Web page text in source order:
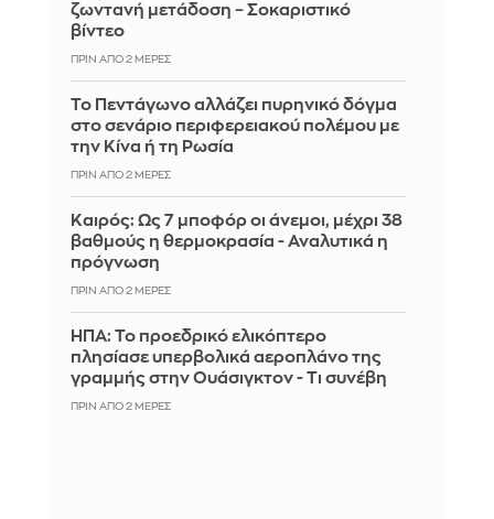
ζωντανή μετάδοση – Σοκαριστικό
βίντεο
ΠΡΙΝ ΑΠΌ 2 ΜΈΡΕΣ
Το Πεντάγωνο αλλάζει πυρηνικό δόγμα
στο σενάριο περιφερειακού πολέμου με
την Κίνα ή τη Ρωσία
ΠΡΙΝ ΑΠΌ 2 ΜΈΡΕΣ
Καιρός: Ως 7 μποφόρ οι άνεμοι, μέχρι 38
βαθμούς η θερμοκρασία - Αναλυτικά η
πρόγνωση
ΠΡΙΝ ΑΠΌ 2 ΜΈΡΕΣ
ΗΠΑ: Το προεδρικό ελικόπτερο
πλησίασε υπερβολικά αεροπλάνο της
γραμμής στην Ουάσιγκτον - Τι συνέβη
ΠΡΙΝ ΑΠΌ 2 ΜΈΡΕΣ